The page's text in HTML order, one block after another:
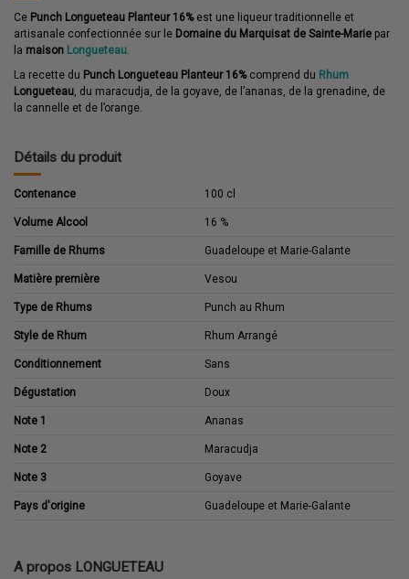
Ce Punch Longueteau Planteur 16%est une liqueur traditionnelle et
artisanale confectionnée sur le Domaine du Marquisat de Sainte-Marie par
la maison Longueteau.
La recette du Punch Longueteau Planteur 16%comprend du Rhum
Longueteau, du maracudja, de la goyave, de l’ananas, de la grenadine, de
la cannelle et de l’orange.
Détails du produit
Contenance 100 cl
Volume Alcool 16 %
Famille de Rhums Guadeloupe et Marie-Galante
Matière première Vesou
Type de Rhums Punch au Rhum
Style de Rhum Rhum Arrangé
Conditionnement Sans
Dégustation Doux
Note 1 Ananas
Note 2 Maracudja
Note 3 Goyave
Pays d'origine Guadeloupe et Marie-Galante
A propos LONGUETEAU